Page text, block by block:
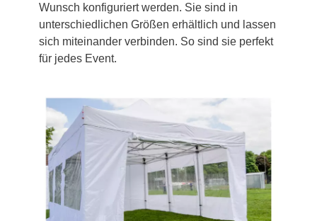
Wunsch konfiguriert werden. Sie sind in
unterschiedlichen Größen erhältlich und lassen
sich miteinander verbinden. So sind sie perfekt
für jedes Event.